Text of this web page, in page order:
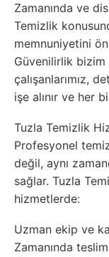
Zamanında ve
Temizlik
memnuniyetini
Güvenilirlik bizim
çalışanlarımız,
işe alınır ve her
Tuzla Temizlik
Profesyonel
değil, aynı
sağlar. Tuzla
hizmetlerde:
Uzman ekip ve
Zamanında